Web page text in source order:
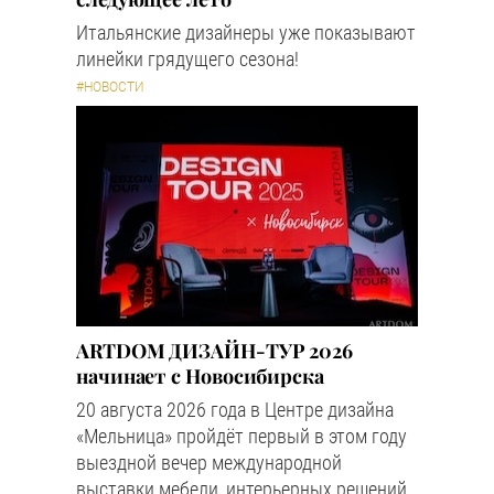
Итальянские дизайнеры уже показывают
линейки грядущего сезона!
#НОВОСТИ
ARTDOM ДИЗАЙН-ТУР 2026
начинает с Новосибирска
20 августа 2026 года в Центре дизайна
«Мельница» пройдёт первый в этом году
выездной вечер международной
выставки мебели, интерьерных решений